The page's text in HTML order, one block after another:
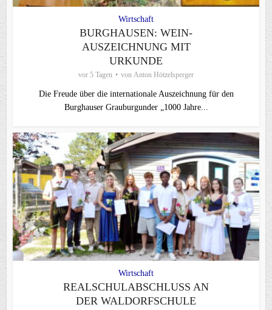
Wirtschaft
BURGHAUSEN: WEIN-
AUSZEICHNUNG MIT
URKUNDE
vor 5 Tagen von Anton Hötzelsperger
Die Freude über die internationale Auszeichnung für den
Burghauser Grauburgunder „1000 Jahre...
Wirtschaft
REALSCHULABSCHLUSS AN
DER WALDORFSCHULE